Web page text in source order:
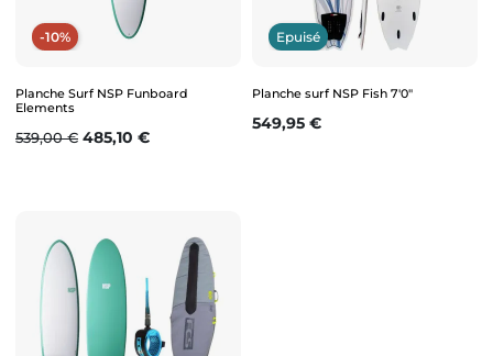
-10%
Planche Surf NSP Funboard
Elements
Prix de base
539,00 € Prix
485,10 €
Epuisé
Planche surf NSP Fish 7'0"
Prix
549,95 €